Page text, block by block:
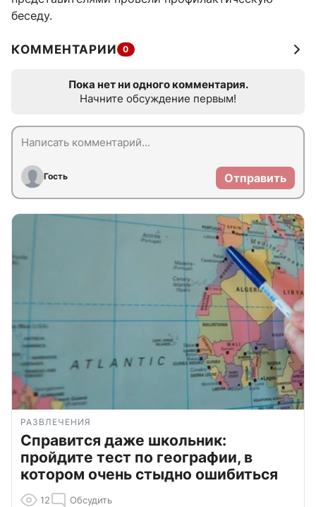
беседу.
КОММЕНТАРИИ 0
Пока нет ни одного комментария.
Начните обсуждение первым!
Гость Отправить
РАЗВЛЕЧЕНИЯ
Справится даже школьник:
пройдите тест по географии, в
котором очень стыдно ошибиться
12 Обсудить